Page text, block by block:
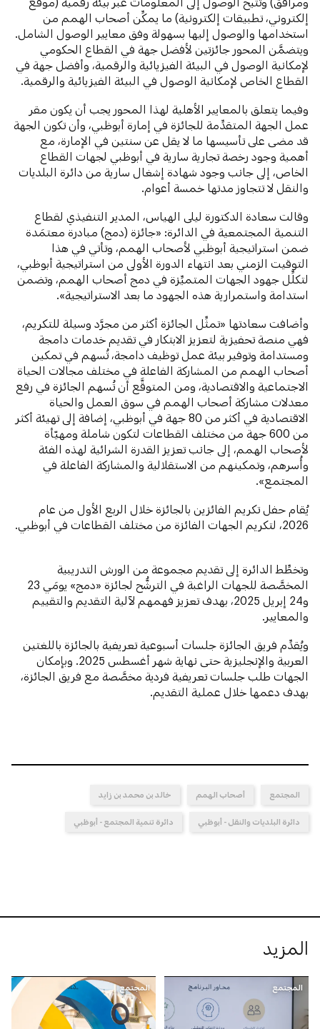
إلكتروني، تطبيقات إلكترونية) ما يمكِّن أصحاب الهمم من
استخدامها والوصول إليها بسهولة وفق معايير الوصول الشامل.
ويتضمَّن المحور جائزتين لأفضل جهة في القطاع الحكومي
لإمكانية الوصول في البيئة الفيزيائية والرقمية، وأفضل جهة في
القطاع الخاص لإمكانية الوصول في البيئة الفيزيائية والرقمية.
وفيما يتعلق بالمعايير الأهلية لهذا المحور يجب أن يكون مقر
عمل الجهة المتقدِّمة للجائزة في إمارة أبوظبي، وأن تكون الجهة
قد مضى على تأسيسها ما لا يقل عن سنتين في الإمارة، مع
أهمية وجود رخصة تجارية سارية في أبوظبي لجهات القطاع
الخاص، إلى جانب وجود شهادة إشغال سارية من دائرة البلديات
والنقل لا تتجاوز مدتها خمسة أعوام.
وقالت سعادة الدكتورة ليلى الهياس، المدير التنفيذي لقطاع
التنمية المجتمعية في الدائرة: «جائزة (دمج) مبادرة معتمَدة
ضمن استراتيجية أبوظبي لأصحاب الهمم، وتأتي في هذا
التوقيت الزمني بعد انتهاء الدورة الأولى من استراتيجية أبوظبي،
لتكلِّل جهود الجهات المتميِّزة في دمج أصحاب الهمم، وتضمن
استدامة واستمرارية هذه الجهود ما بعد الاستراتيجية».
وأضافت سعادتها «تمثِّل الجائزة أكثر من مجرَّد وسيلة للتكريم،
فهي منصة تحفيزية لتعزيز الابتكار في تقديم خدمات دامجة
ومستدامة وتوفير بيئة عمل توظيف دامجة، تُسهم في تمكين
أصحاب الهمم من المشاركة الفاعلة في مختلف مجالات الحياة
الاجتماعية والاقتصادية، ومن المتوقَّع أن تُسهم الجائزة في رفع
معدلات مشاركة أصحاب الهمم في سوق العمل والحياة
الاقتصادية في أكثر من 80 جهة في أبوظبي، إضافة إلى تهيئة أكثر
من 600 جهة من مختلف القطاعات لتكون شاملة ومهيّأة
لأصحاب الهمم، إلى جانب تعزيز القدرة الشرائية لهذه الفئة
وأُسرهم، وتمكينهم من الاستقلالية والمشاركة الفاعلة في
المجتمع».
يُقام حفل تكريم الفائزين بالجائزة خلال الربع الأول من عام
2026، لتكريم الجهات الفائزة من مختلف القطاعات في أبوظبي.
وتخطِّط الدائرة إلى تقديم مجموعة من الورش التدريبية
المخصَّصة للجهات الراغبة في الترشُّح لجائزة «دمج» يومَي 23
و24 إبريل 2025، بهدف تعزيز فهمهم لآلية التقديم والتقييم
والمعايير.
ويُقدِّم فريق الجائزة جلسات أسبوعية تعريفية بالجائزة باللغتين
العربية والإنجليزية حتى نهاية شهر أغسطس 2025. وبإمكان
الجهات طلب جلسات تعريفية فردية مخصَّصة مع فريق الجائزة،
بهدف دعمها خلال عملية التقديم.
المجتمع أصحاب الهمم خالد بن محمد بن زايد
دائرة البلديات والنقل - أبوظبي دائرة تنمية المجتمع - أبوظبي
المزيد
المجتمع المجتمع